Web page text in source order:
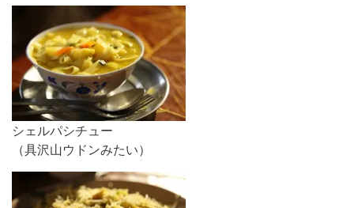
シェルパシチュー
（具沢山ウドンみたい）